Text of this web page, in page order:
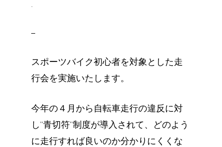
·
スポーツバイク初心者を対象とした走
行会を実施いたします。
今年の４月から自転車走行の違反に対
し”青切符”制度が導入されて、どのよう
に走行すれば良いのか分かりにくくな